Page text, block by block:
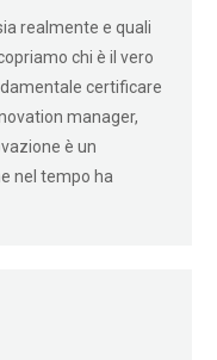
realmente e quali
chi è il vero
certificare
manager,
è un
nel tempo ha